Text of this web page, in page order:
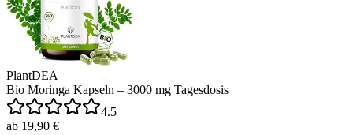
PlantDEA
Bio Moringa Kapseln – 3000 mg Tagesdosis
4.5
ab 19,90 €